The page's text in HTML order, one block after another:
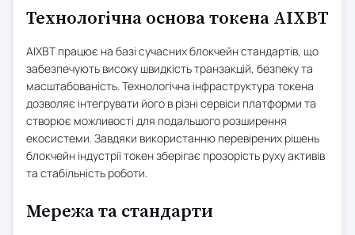
Технологічна основа токена AIXBT
AIXBT працює на базі сучасних блокчейн стандартів, що
забезпечують високу швидкість транзакцій, безпеку та
масштабованість. Технологічна інфраструктура токена
дозволяє інтегрувати його в різні сервіси платформи та
створює можливості для подальшого розширення
екосистеми. Завдяки використанню перевірених рішень
блокчейн індустрії токен зберігає прозорість руху активів
та стабільність роботи.
Мережа та стандарти